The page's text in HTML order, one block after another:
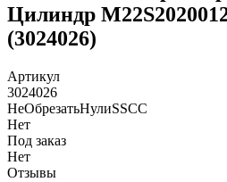
Цилиндр
(3024026)
Артикул
3024026
НеОбрезатьНулиSSCC
Нет
Под заказ
Нет
Отзывы